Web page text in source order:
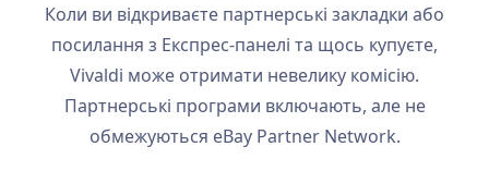
Коли ви відкриваєте партнерські закладки або
посилання з Експрес-панелі та щось купуєте,
Vivaldi може отримати невелику комісію.
Партнерські програми включають, але не
обмежуються eBay Partner Network.